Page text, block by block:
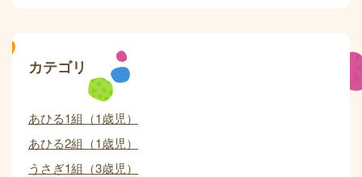
カテゴリ
あひる1組（1歳児）
あひる2組（1歳児）
うさぎ1組（3歳児）